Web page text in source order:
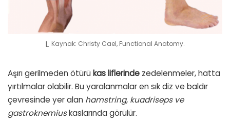
Kaynak: Christy Cael, Functional Anatomy.
Aşırı gerilmeden ötürü kas liflerinde zedelenmeler, hatta
yırtılmalar olabilir. Bu yaralanmalar en sık diz ve baldır
çevresinde yer alan hamstring, kuadriseps ve
gastroknemiuskaslarında görülür.